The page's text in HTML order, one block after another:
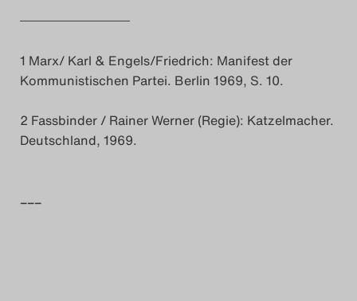
1 Marx/ Karl & Engels/Friedrich: Manifest der
Kommunistischen Partei. Berlin 1969, S. 10.
2 Fassbinder / Rainer Werner (Regie): Katzelmacher.
Deutschland, 1969.
–––